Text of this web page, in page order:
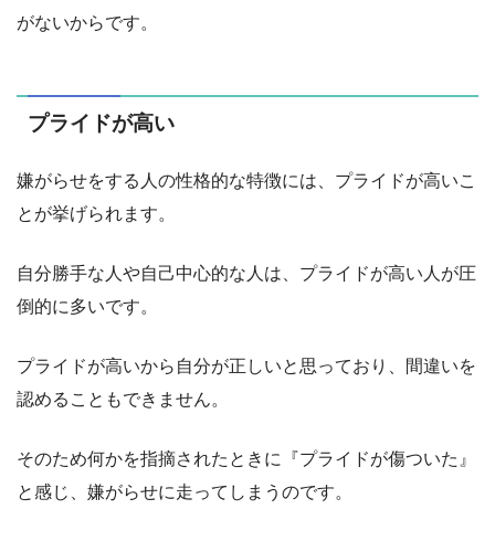
がないからです。
プライドが高い
嫌がらせをする人の性格的な特徴には、プライドが高いこ
とが挙げられます。
自分勝手な人や自己中心的な人は、プライドが高い人が圧
倒的に多いです。
プライドが高いから自分が正しいと思っており、間違いを
認めることもできません。
そのため何かを指摘されたときに『プライドが傷ついた』
と感じ、嫌がらせに走ってしまうのです。